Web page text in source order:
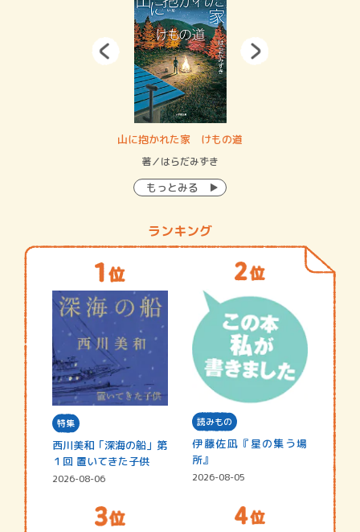
山に抱かれた家 けもの道
著／はらだみずき
もっとみる
ランキング
特集
西川美和「深海の船」第
１回 置いてきた子供
2026-08-06
読みもの
伊藤佐凪『星の集う場
所』
2026-08-05